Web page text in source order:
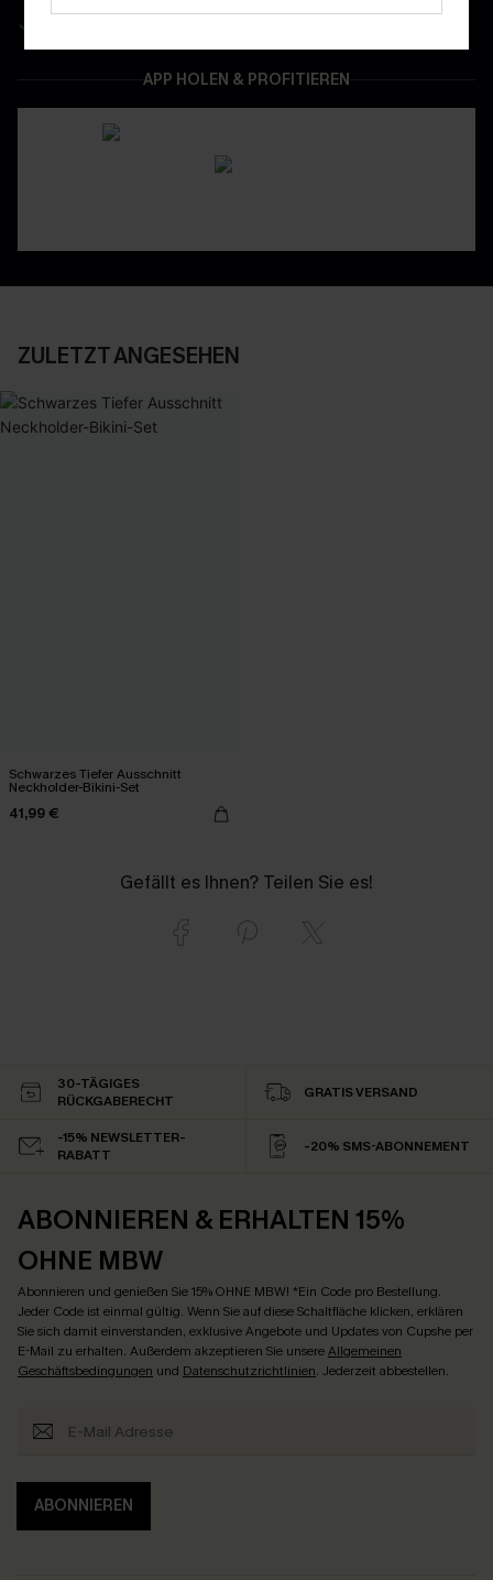
APP HOLEN & PROFITIEREN
ZULETZT ANGESEHEN
Schwarzes Tiefer Ausschnitt
Neckholder-Bikini-Set
41,99 €
Gefällt es Ihnen? Teilen Sie es!
30-TÄGIGES
RÜCKGABERECHT
GRATIS VERSAND
-15% NEWSLETTER-
RABATT
-20% SMS-ABONNEMENT
ABONNIEREN & ERHALTEN 15%
OHNE MBW
Abonnieren und genießen Sie 15% OHNE MBW! *Ein Code pro Bestellung.
Jeder Code ist einmal gültig. Wenn Sie auf diese Schaltfläche klicken, erklären
Sie sich damit einverstanden, exklusive Angebote und Updates von Cupshe per
E-Mail zu erhalten. Außerdem akzeptieren Sie unsereAllgemeinen
Geschäftsbedingungen und Datenschutzrichtlinien. Jederzeit abbestellen.
ABONNIEREN